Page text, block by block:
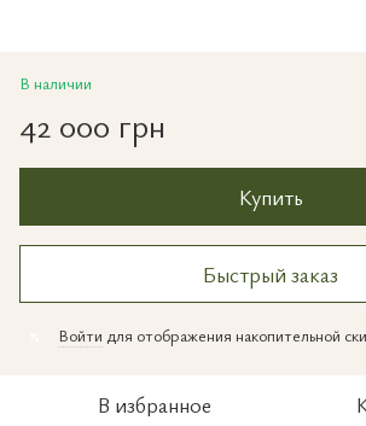
В наличии
42 000 грн
Купить
Быстрый заказ
Войти для отображения накопительной
В избранное